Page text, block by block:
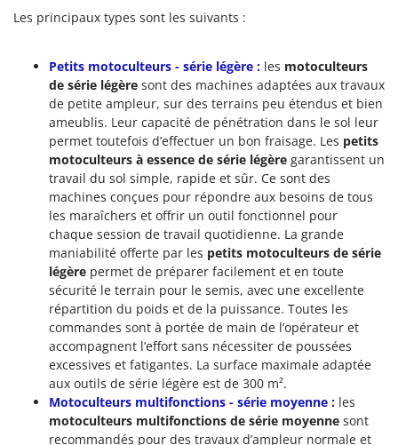
Les principaux types sont les suivants :
Petits motoculteurs - série légère : les motoculteurs
de série légère sont des machines adaptées aux travaux
de petite ampleur, sur des terrains peu étendus et bien
ameublis. Leur capacité de pénétration dans le sol leur
permet toutefois d’effectuer un bon fraisage. Les petits
motoculteurs à essence de série légère garantissent un
travail du sol simple, rapide et sûr. Ce sont des
machines conçues pour répondre aux besoins de tous
les maraîchers et offrir un outil fonctionnel pour
chaque session de travail quotidienne. La grande
maniabilité offerte par les petits motoculteurs de série
légère permet de préparer facilement et en toute
sécurité le terrain pour le semis, avec une excellente
répartition du poids et de la puissance. Toutes les
commandes sont à portée de main de l’opérateur et
accompagnent l’effort sans nécessiter de poussées
excessives et fatigantes. La surface maximale adaptée
aux outils de série légère est de 300 m².
Motoculteurs multifonctions - série moyenne : les
motoculteurs multifonctions de série moyenne sont
recommandés pour des travaux d’ampleur normale et